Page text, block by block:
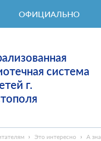
ОФИЦИАЛЬНО
система
г.
› Это интересно › А